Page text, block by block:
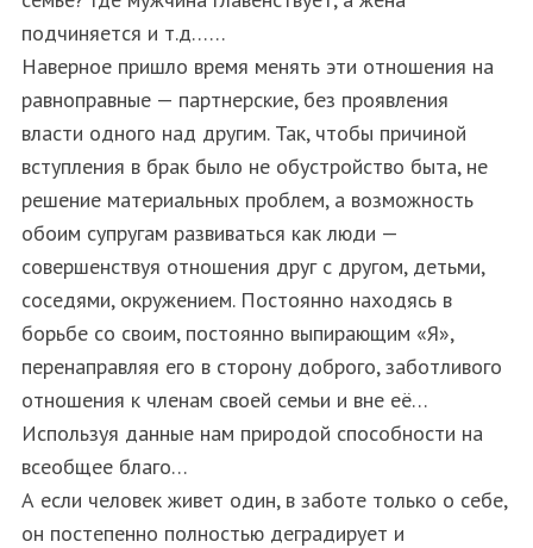
подчиняется и т.д……
Наверное пришло время менять эти отношения на
равноправные — партнерские, без проявления
власти одного над другим. Так, чтобы причиной
вступления в брак было не обустройство быта, не
решение материальных проблем, а возможность
обоим супругам развиваться как люди —
совершенствуя отношения друг с другом, детьми,
соседями, окружением. Постоянно находясь в
борьбе со своим, постоянно выпирающим «Я»,
перенаправляя его в сторону доброго, заботливого
отношения к членам своей семьи и вне её…
Используя данные нам природой способности на
всеобщее благо…
А если человек живет один, в заботе только о себе,
он постепенно полностью деградирует и